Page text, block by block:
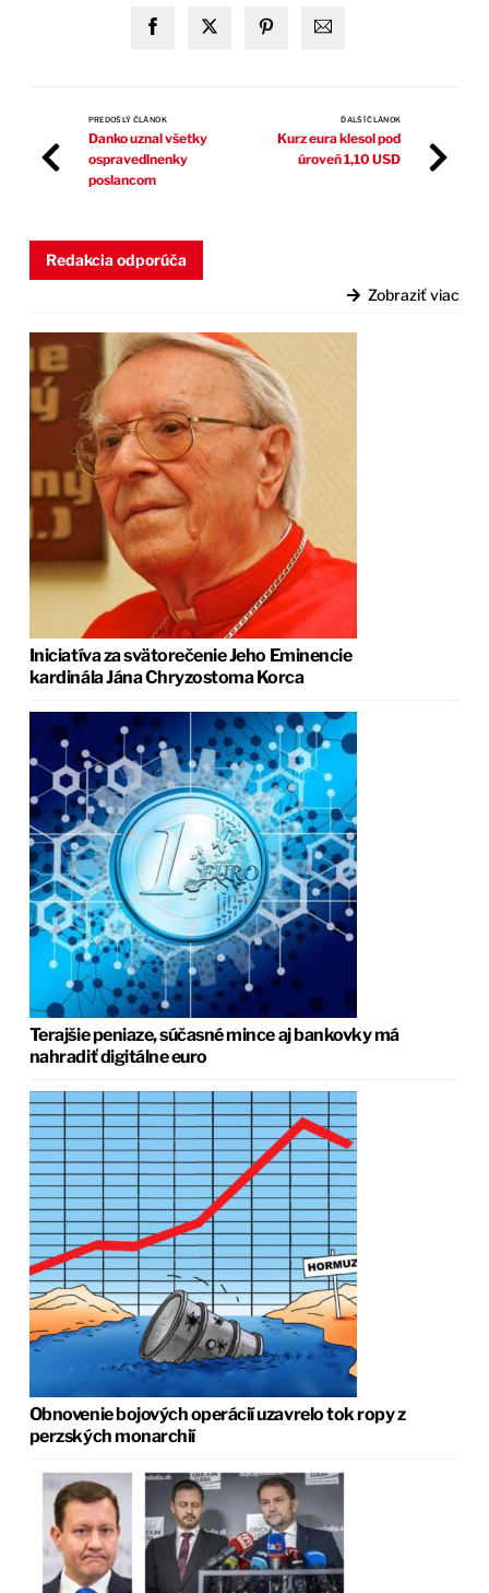
PREDOŠLÝ ČLÁNOK
Danko uznal všetky
ospravedlnenky
poslancom
ĎALŠÍ ČLÁNOK
Kurz eura klesol pod
úroveň 1,10 USD
Redakcia odporúča
Zobraziť viac
Iniciatíva za svätorečenie Jeho Eminencie
kardinála Jána Chryzostoma Korca
Terajšie peniaze, súčasné mince aj bankovky má
nahradiť digitálne euro
Obnovenie bojových operácií uzavrelo tok ropy z
perzských monarchií